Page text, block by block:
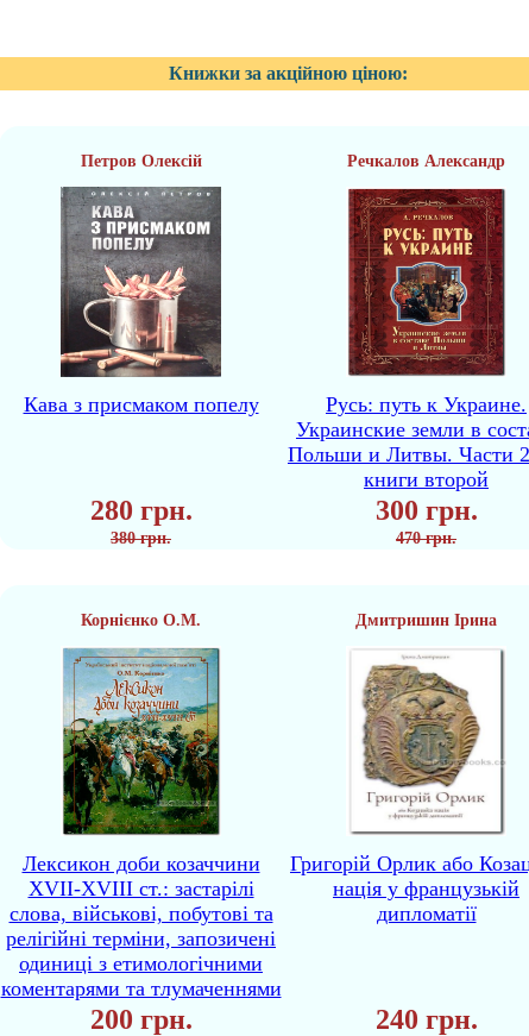
Книжки за акційною ціною:
Петров Олексій Речкалов Александр
Кава з присмаком попелу
Русь: путь к Украине.
Украинские земли в
Польши и Литвы. Части
книги второй
280 грн. 300 грн.
380 грн. 470 грн.
Корнієнко О.М. Дмитришин Ірина
Лексикон доби козаччини
XVII-XVIII ст.: застарілі
слова, військові, побутові та
релігійні терміни, запозичені
одиниці з етимологічними
коментарями та тлумаченнями
Григорій Орлик або
нація у французькій
дипломатії
200 грн. 240 грн.